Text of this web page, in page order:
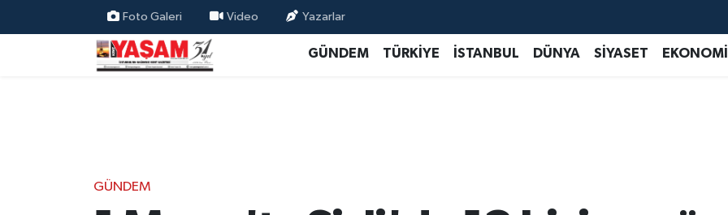
Foto Galeri Video Yazarlar
GÜNDEM TÜRKİYE İSTANBUL DÜNYA SİYASET EKONOMİ
GÜNDEM